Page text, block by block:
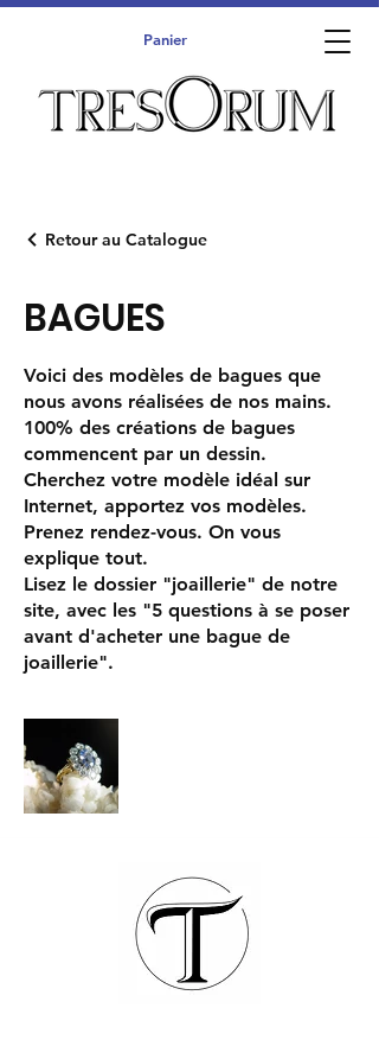
Panier
Retour au Catalogue
BAGUES
Voici des modèles de bagues que
nous avons réalisées de nos mains.
100% des créations de bagues
commencent par un dessin.
Cherchez votre modèle idéal sur
Internet, apportez vos modèles.
Prenez rendez-vous. On vous
explique tout.
Lisez le dossier "joaillerie" de notre
site, avec les "5 questions à se poser
avant d'acheter une bague de
joaillerie".